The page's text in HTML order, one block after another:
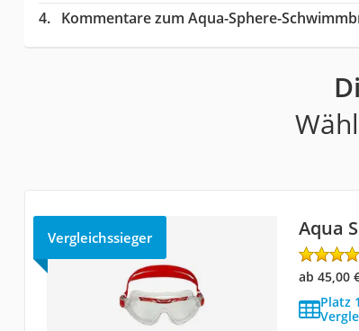
Kommentare zum Aqua-Sphere-
Vergleichssieger Aqua
ab 45,00
Platz